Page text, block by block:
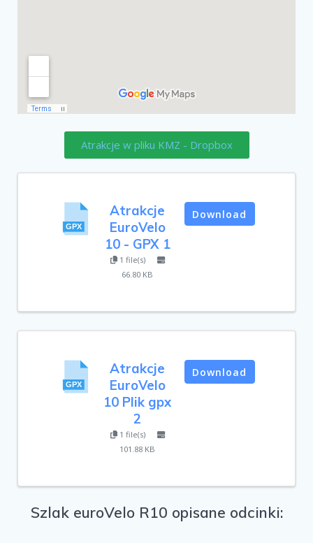
Atrakcje w pliku KMZ - Dropbox
Atrakcje
EuroVelo
10 - GPX 1
1 file(s)
66.80 KB
Download
Atrakcje
EuroVelo
10 Plik gpx
2
1 file(s)
101.88 KB
Download
Szlak euroVelo R10 opisane odcinki: